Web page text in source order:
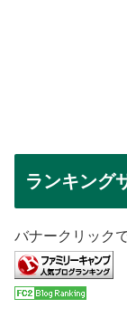
ランキング
バナークリック